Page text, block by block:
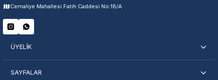
Cemaliye Mahallesi Fatih Caddesi No:18/A
ÜYELİK
SAYFALAR